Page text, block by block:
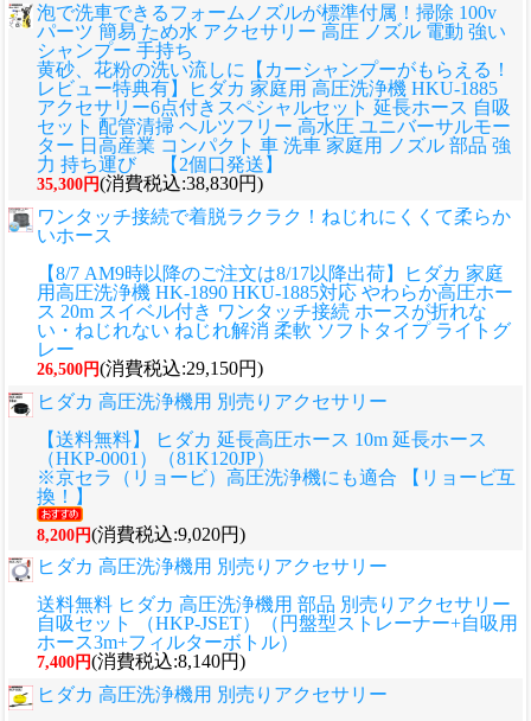
泡で洗車できるフォームノズルが標準付属！掃除 100v
パーツ 簡易 ため水 アクセサリー 高圧 ノズル 電動 強い
シャンプー 手持ち
黄砂、花粉の洗い流しに
【カーシャンプーがもらえる！
レビュー特典有】ヒダカ 家庭用 高圧洗浄機 HKU-1885
アクセサリー6点付きスペシャルセット 延長ホース 自吸
セット 配管清掃 ヘルツフリー 高水圧 ユニバーサルモー
ター 日高産業 コンパクト 車 洗車 家庭用 ノズル 部品 強
力 持ち運び 【2個口発送】
35,300円(消費税込:38,830円)
ワンタッチ接続で着脱ラクラク！ねじれにくくて柔らか
いホース
【8/7 AM9時以降のご注文は8/17以降出荷】ヒダカ 家庭
用高圧洗浄機 HK-1890 HKU-1885対応 やわらか高圧ホー
ス 20m スイベル付き ワンタッチ接続 ホースが折れな
い・ねじれない ねじれ解消 柔軟 ソフトタイプ ライトグ
レー
26,500円(消費税込:29,150円)
ヒダカ 高圧洗浄機用 別売りアクセサリー
【送料無料】 ヒダカ 延長高圧ホース 10m 延長ホース
（HKP-0001）（81K120JP）
※京セラ（リョービ）高圧洗浄機にも適合 【リョービ互
換！】
8,200円(消費税込:9,020円)
ヒダカ 高圧洗浄機用 別売りアクセサリー
送料無料 ヒダカ 高圧洗浄機用 部品 別売りアクセサリー
自吸セット （HKP-JSET）（円盤型ストレーナー+自吸用
ホース3m+フィルターボトル）
7,400円(消費税込:8,140円)
ヒダカ 高圧洗浄機用 別売りアクセサリー